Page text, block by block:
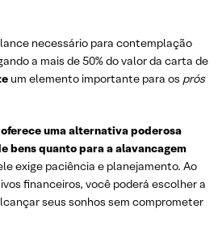
necessário para contemplação
a mais de 50% do valor da carta de
um elemento importante para os prós
uma alternativa poderosa
bens quanto para a alavancagem
exige paciência e planejamento. Ao
financeiros, você poderá escolher a
seus sonhos sem comprometer